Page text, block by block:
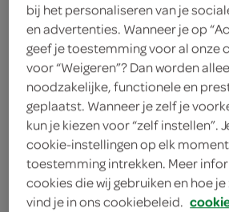
125 gram kristalsuiker
1 stuk watermeloen
bereiden
bij het personaliseren van je
en advertenties. Wanneer je op
geef je toestemming voor al onze
voor “Weigeren”? Dan worden
noodzakelijke, functionele en
geplaatst. Wanneer je zelf je
kun je kiezen voor “zelf instellen”.
cookie-instellingen op elk
toestemming intrekken. Meer
cookies die wij gebruiken en hoe
vind je in ons cookiebeleid.